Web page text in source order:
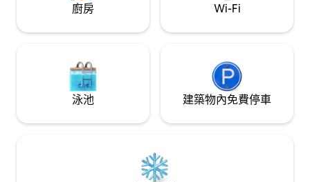
廚房 Wi-Fi
泳池 建築物內免費停車